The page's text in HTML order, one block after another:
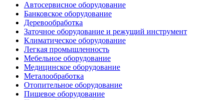
Автосервисное оборудование
Банковское оборудование
Деревообработка
Заточное оборудование и режущий инструмент
Климатическое оборудование
Легкая промышленность
Мебельное оборудование
Медицинское оборудование
Металообработка
Отопительное оборудование
Пищевое оборудование